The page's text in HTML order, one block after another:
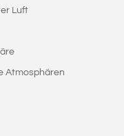
Luft
Atmosphären